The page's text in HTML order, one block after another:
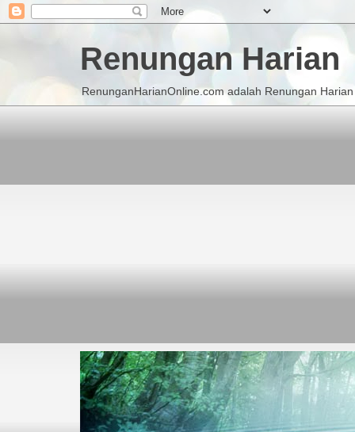
Renungan Harian
RenunganHarianOnline.com adalah Renungan